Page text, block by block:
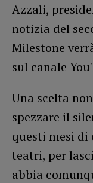
Azzali,
notizia del
Milestone
sul canale
Una scelta
spezzare il
questi mesi di
teatri, per
abbia